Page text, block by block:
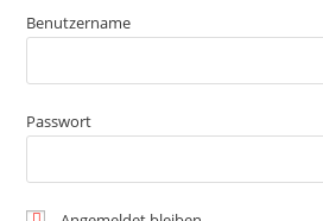
Benutzername
Passwort